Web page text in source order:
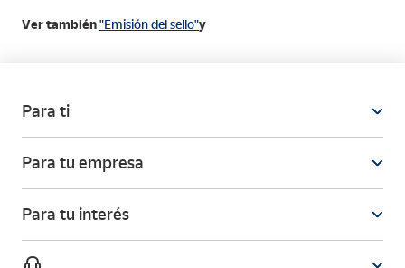
Ver también"Emisión del sello"y
Para ti
Para tu empresa
Para tu interés